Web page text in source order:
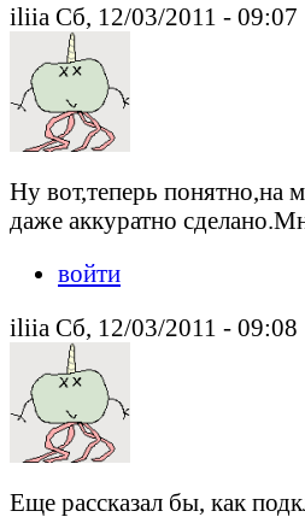
iliia Сб, 12/03/2011 - 09:07
Ну вот,теперь понятно,на
даже аккуратно
войти
iliia Сб, 12/03/2011 - 09:08
Еще рассказал бы, как